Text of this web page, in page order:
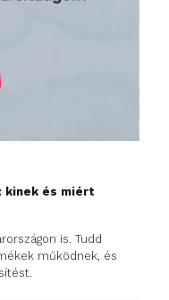
kinek és miért
is. Tudd
működnek, és